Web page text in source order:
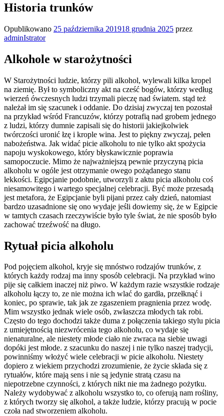
Historia trunków
Opublikowano 25 października 201918 grudnia 2025 przez
adminIstrator
Alkohole w starożytności
W Starożytności ludzie, którzy pili alkohol, wylewali kilka kropel
na ziemię. Był to symboliczny akt na cześć bogów, którzy według
wierzeń ówczesnych ludzi trzymali pieczę nad światem. stąd też
należał im się szacunek i oddanie. Do dzisiaj zwyczaj ten pozostał
na przykład wśród Francuzów, którzy potrafią nad grobem jednego
z ludzi, którzy dumnie zapisali się do historii jakiejkolwiek
twórczości uronić łzę i krople wina. Jest to piękny zwyczaj, pełen
nabożeństwa. Jak widać picie alkoholu to nie tylko akt spożycia
napoju wyskokowego, który błyskawicznie poprawia
samopoczucie. Mimo że najważniejszą pewnie przyczyną picia
alkoholu w ogóle jest otrzymanie owego pożądanego stanu
lekkości. Egipcjanie podobnie, utworzyli z aktu picia alkoholu coś
niesamowitego i wartego specjalnej celebracji. Być może przesadą
jest metafora, że Egipcjanie byli pijani przez cały dzień, natomiast
bardzo uzasadnione się ono wydaje jeśli dowiemy się, że w Egipcie
w tamtych czasach rzeczywiście było tyle świat, że nie sposób było
zachować trzeźwość na długo.
Rytuał picia alkoholu
Pod pojęciem alkohol, kryje się mnóstwo rodzajów trunków, z
których każdy rodzaj ma inny sposób celebracji. Na przykład wino
pije się całkiem inaczej niż piwo. W każdym razie wszystkie rodzaje
alkoholu łączy to, ze nie można ich wlać do gardła, przełknąć i
koniec, po sprawie, tak jak ze zgaszeniem pragnienia przez wodę.
Mim wszystko jednak wiele osób, zwłaszcza młodych tak robi.
Często do tego dochodzi także duma z połączenia takiego stylu picia
z umiejętnością niezwrócenia tego alkoholu, co wydaje się
nienaturalne, ale niestety młode ciało nie zwraca na siebie uwagi
dopóki jest młode. z szacunku do naszej i nie tylko naszej tradycji,
powinniśmy włożyć wiele celebracji w picie alkoholu. Niestety
dopiero z wiekiem przychodzi zrozumienie, że życie składa się z
rytuałów, które mają sens i nie są jedynie stratą czasu na
niepotrzebne czynności, z których nikt nie ma żadnego pożytku.
Należy wydobywać z alkoholu wszystko to, co oferują nam rośliny,
z których tworzy się alkohol, a także ludzie, którzy pracują w pocie
czoła nad stworzeniem alkoholu.